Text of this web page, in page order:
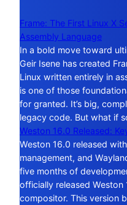
Frame: The First Linux X
Assembly Language
In a bold move toward
Geir Isene has created
Linux written entirely in
is one of those
for granted. It’s big,
legacy code. But what if
Weston 16.0 Released:
Weston 16.0 released
management, and
five months of
officially released Weston
compositor. This version